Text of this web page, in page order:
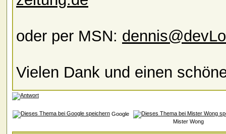
oder per MSN:
Vielen Dank und einen
Google
Mister Wong